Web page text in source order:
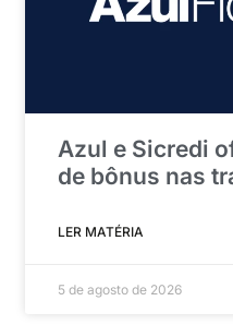
Azul e Sicredi
de bônus nas
LER MATÉRIA
5 de agosto de 2026